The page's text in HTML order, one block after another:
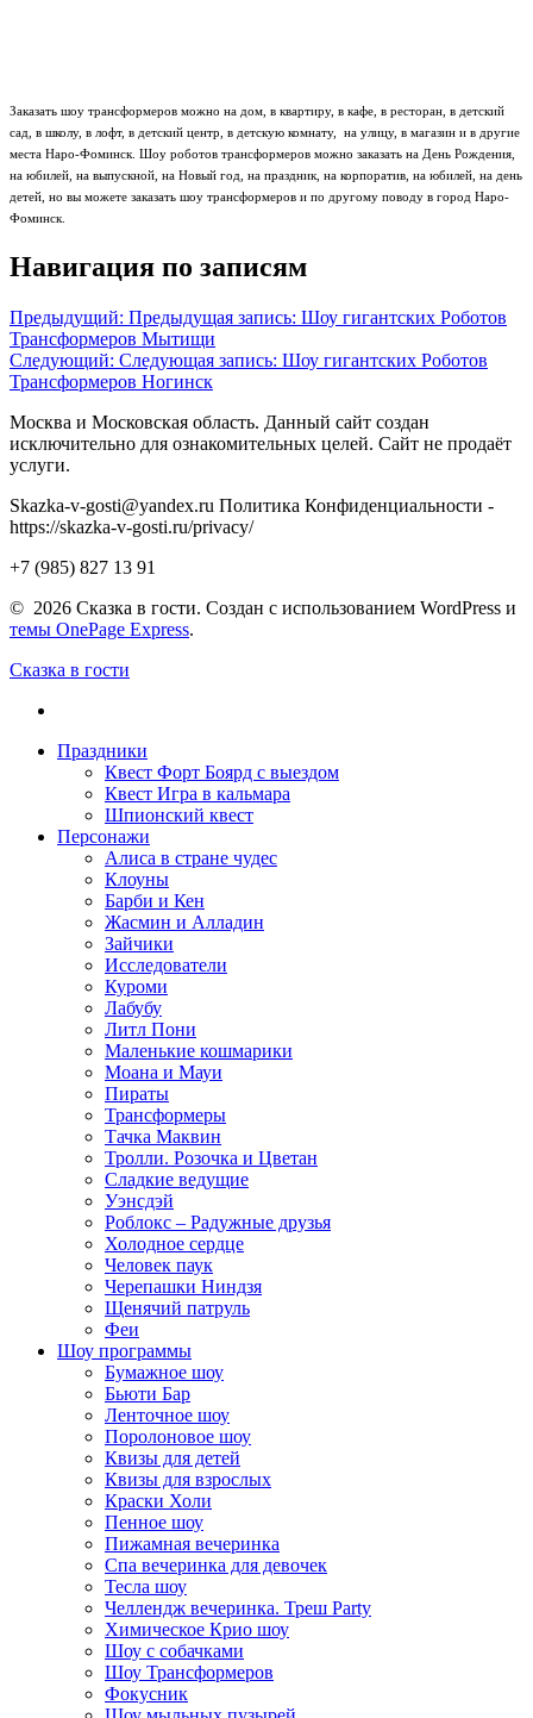
Заказать шоу трансформеров можно на дом, в квартиру, в кафе, в ресторан, в детский
сад, в школу, в лофт, в детский центр, в детскую комнату, на улицу, в магазин и в другие
места Наро-Фоминск. Шоу роботов трансформеров можно заказать на День Рождения,
на юбилей, на выпускной, на Новый год, на праздник, на корпоратив, на юбилей, на день
детей, но вы можете заказать шоу трансформеров и по другому поводу в город Наро-
Фоминск.
Навигация по записям
Предыдущий: Предыдущая запись: Шоу гигантских Роботов
Трансформеров Мытищи
Следующий: Следующая запись: Шоу гигантских Роботов
Трансформеров Ногинск
Москва и Московская область. Данный сайт создан
исключительно для ознакомительных целей. Сайт не продаёт
услуги.
Skazka-v-gosti@yandex.ru Политика Конфиденциальности -
https://skazka-v-gosti.ru/privacy/
+7 (985) 827 13 91
© 2026 Сказка в гости. Создан с использованием WordPress и
темы OnePage Express.
Сказка в гости
Праздники
Квест Форт Боярд с выездом
Квест Игра в кальмара
Шпионский квест
Персонажи
Алиса в стране чудес
Клоуны
Барби и Кен
Жасмин и Алладин
Зайчики
Исследователи
Куроми
Лабубу
Литл Пони
Маленькие кошмарики
Моана и Мауи
Пираты
Трансформеры
Тачка Маквин
Тролли. Розочка и Цветан
Сладкие ведущие
Уэнсдэй
Роблокс – Радужные друзья
Холодное сердце
Человек паук
Черепашки Ниндзя
Щенячий патруль
Феи
Шоу программы
Бумажное шоу
Бьюти Бар
Ленточное шоу
Поролоновое шоу
Квизы для детей
Квизы для взрослых
Краски Холи
Пенное шоу
Пижамная вечеринка
Спа вечеринка для девочек
Тесла шоу
Челлендж вечеринка. Треш Party
Химическое Крио шоу
Шоу с собачками
Шоу Трансформеров
Фокусник